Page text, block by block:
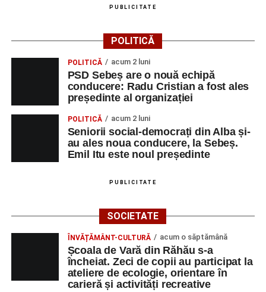
Ultimele știri din Sebeș
Primăria Sebeș a decis să reducă intensitatea
iluminatului public pe timpul nopții, în contextul
apelului la economii al Guvernului Bolojan
Duminică, 23 august 2026, Râpa Roșie găzduiește
cea de-a III-a ediție a concursului „CicloAventurier
Primul concert din cadrul String Symphonic Camp
2026 a adus emoție și aplauze la Sebeș
PUBLICITATE
POLITICĂ
POLITICĂ acum 2 luni
PSD Sebeș are o nouă echipă
conducere: Radu Cristian a fost ales
președinte al organizației
POLITICĂ acum 2 luni
Seniorii social-democrați din Alba și-
au ales noua conducere, la Sebeș.
Emil Itu este noul președinte
PUBLICITATE
SOCIETATE
ÎNVĂȚĂMÂNT-CULTURĂ acum o săptămână
Școala de Vară din Răhău s-a
încheiat. Zeci de copii au participat la
ateliere de ecologie, orientare în
carieră și activități recreative